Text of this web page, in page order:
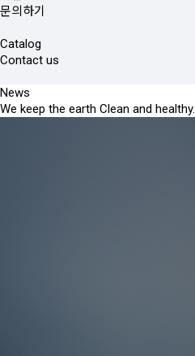
문의하기
Catalog
Contact us
News
We keep the earth Clean and healthy.